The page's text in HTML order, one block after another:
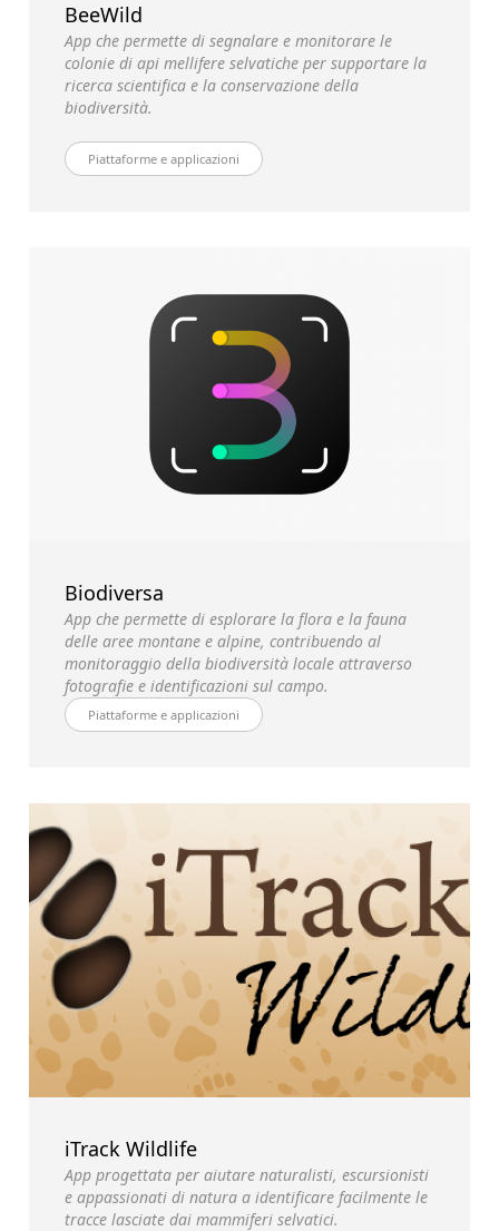
BeeWild
App che permette di segnalare e monitorare le
colonie di api mellifere selvatiche per supportare la
ricerca scientifica e la conservazione della
biodiversità.
Piattaforme e applicazioni
Biodiversa
App che permette di esplorare la flora e la fauna
delle aree montane e alpine, contribuendo al
monitoraggio della biodiversità locale attraverso
fotografie e identificazioni sul campo.
Piattaforme e applicazioni
iTrack Wildlife
App progettata per aiutare naturalisti, escursionisti
e appassionati di natura a identificare facilmente le
tracce lasciate dai mammiferi selvatici.